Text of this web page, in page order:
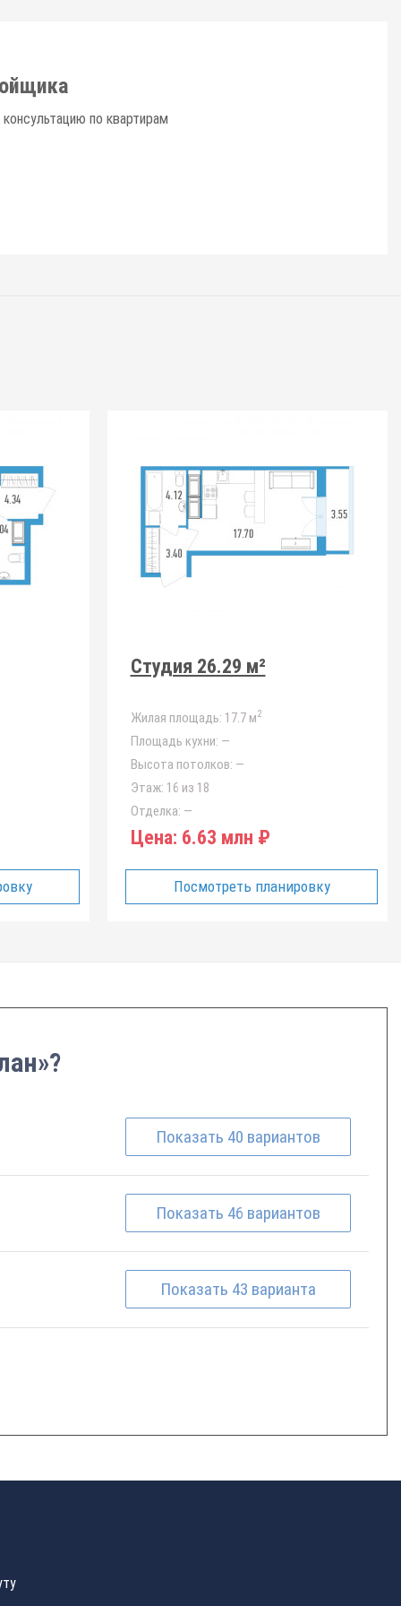
по квартирам
Студия 26.29 м²
Жилая площадь: 17.7 м2
Площадь кухни: —
Высота потолков: —
Этаж: 16 из 18
Отделка: —
Цена: 6.63 млн ₽
Посмотреть планировку
Показать 40 вариантов
Показать 46 вариантов
Показать 43 варианта